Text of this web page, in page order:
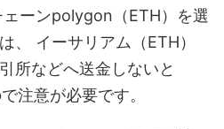
ーンpolygon（ETH）を選
、 イーサリアム（ETH）
所などへ送金しないと
注意が必要です。